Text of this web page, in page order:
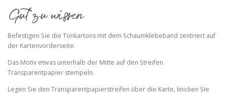
Befestigen Sie die Tonkartons mit dem Schaumklebeband zentriert auf
der Kartenvorderseite.
Das Motiv etwas unterhalb der Mitte auf den Streifen
Transparentpapier stempeln.
Legen Sie den Transparentpapierstreifen über die Karte, knicken Sie